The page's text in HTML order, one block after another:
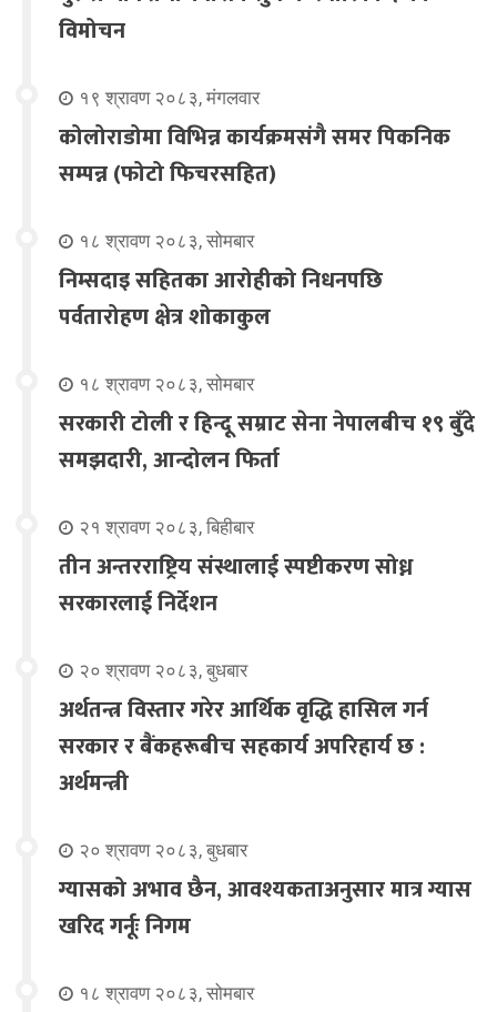
विमोचन
१९ श्रावण २०८३, मंगलवार
कोलोराडोमा विभिन्न कार्यक्रमसंगै समर पिकनिक
सम्पन्न (फोटो फिचरसहित)
१८ श्रावण २०८३, सोमबार
निम्सदाइ सहितका आरोहीको निधनपछि
पर्वतारोहण क्षेत्र शोकाकुल
१८ श्रावण २०८३, सोमबार
सरकारी टोली र हिन्दू सम्राट सेना नेपालबीच १९ बुँदे
समझदारी, आन्दोलन फिर्ता
२१ श्रावण २०८३, बिहीबार
तीन अन्तरराष्ट्रिय संस्थालाई स्पष्टीकरण सोध्न
सरकारलाई निर्देशन
२० श्रावण २०८३, बुधबार
अर्थतन्त्र विस्तार गरेर आर्थिक वृद्धि हासिल गर्न
सरकार र बैंकहरूबीच सहकार्य अपरिहार्य छ :
अर्थमन्त्री
२० श्रावण २०८३, बुधबार
ग्यासको अभाव छैन, आवश्यकताअनुसार मात्र ग्यास
खरिद गर्नूः निगम
१८ श्रावण २०८३, सोमबार